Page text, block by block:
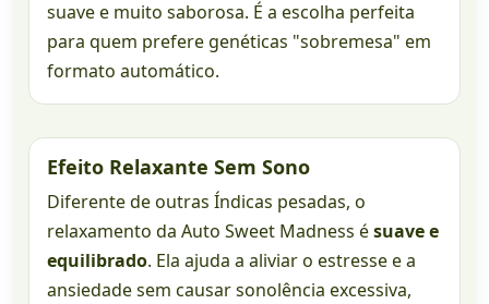
suave e muito saborosa. É a escolha perfeita
para quem prefere genéticas "sobremesa" em
formato automático.
Efeito Relaxante Sem Sono
Diferente de outras Índicas pesadas, o
relaxamento da Auto Sweet Madness ésuave e
equilibrado. Ela ajuda a aliviar o estresse e a
ansiedade sem causar sonolência excessiva,